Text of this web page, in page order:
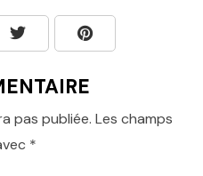
pas publiée. Les champs
*